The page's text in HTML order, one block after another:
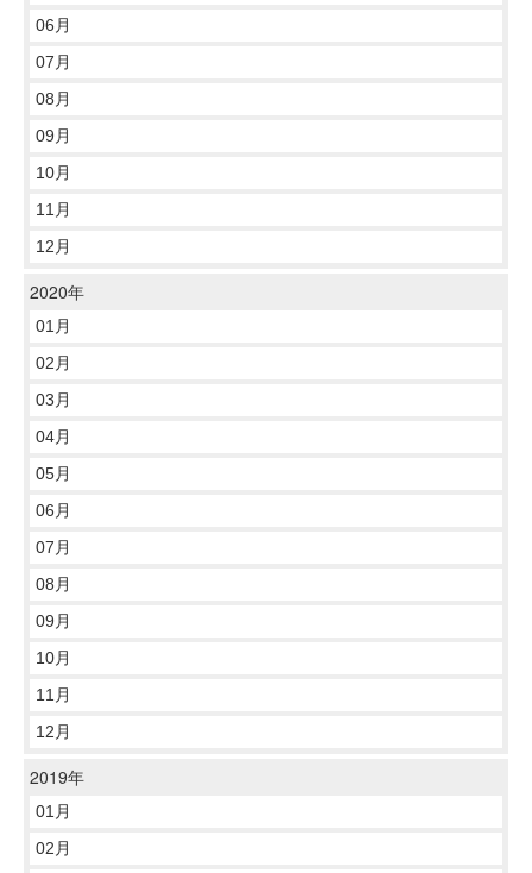
06月
07月
08月
09月
10月
11月
12月
2020年
01月
02月
03月
04月
05月
06月
07月
08月
09月
10月
11月
12月
2019年
01月
02月